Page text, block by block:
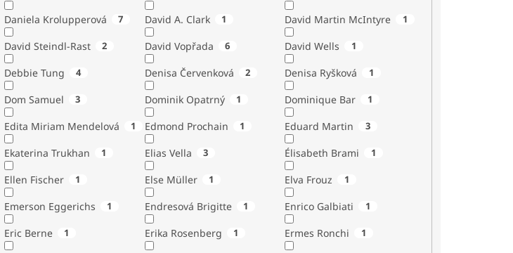
Daniela Krolupperová 7 David A. Clark 1 David Martin McIntyre 1
David Steindl-Rast 2 David Vopřada 6 David Wells 1
Debbie Tung 4 Denisa Červenková 2 Denisa Ryšková 1
Dom Samuel 3 Dominik Opatrný 1 Dominique Bar 1
Edita Miriam Mendelová 1 Edmond Prochain 1 Eduard Martin 3
Ekaterina Trukhan 1 Elias Vella 3 Élisabeth Brami 1
Ellen Fischer 1 Else Müller 1 Elva Frouz 1
Emerson Eggerichs 1 Endresová Brigitte 1 Enrico Galbiati 1
Eric Berne 1 Erika Rosenberg 1 Ermes Ronchi 1